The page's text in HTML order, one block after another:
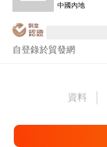
中國內地
自登錄於貿發網
資料